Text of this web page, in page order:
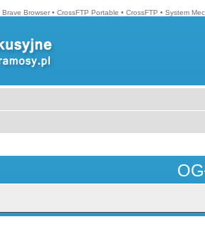
Brave Browser • CrossFTP Portable • CrossFTP • System